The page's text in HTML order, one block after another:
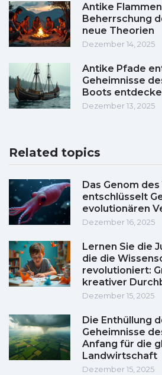
Antike
Beherrschung
neue Theorien
Dezember 14, 2025
Antike Pfade
Geheimnisse
Boots
Dezember 13, 2025
Related topics
Das Genom
entschlüsselt
evolutionären
Dezember 16, 2025
Lernen Sie die
die die
revolutioniert:
kreativer
Dezember 15, 2025
Die Enthüllung
Geheimnisse
Anfang für die
Landwirtschaft
Dezember 15, 2025